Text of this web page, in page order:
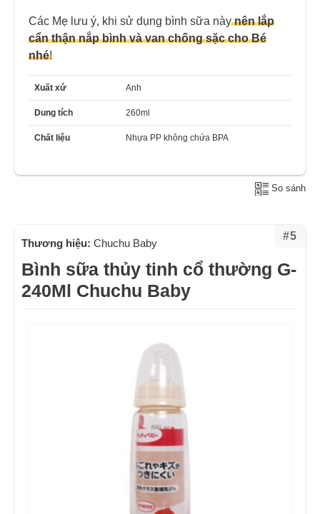
Các Mẹ lưu ý, khi sử dụng bình sữa nàynên lắp
cẩn thận nắp bình và van chống sặc cho Bé
nhé!
Xuất xứ Anh
Dung tích 260ml
Chất liệu Nhựa PP không chứa BPA
So sánh
#5
Thương hiệu: Chuchu Baby
Bình sữa thủy tinh cổ thường G-
240Ml Chuchu Baby